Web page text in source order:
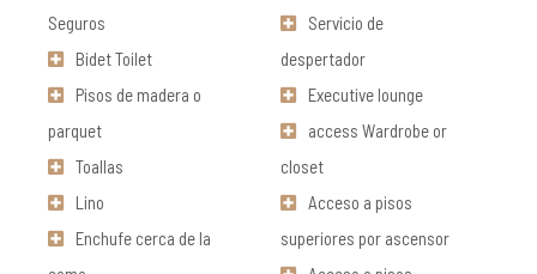
Seguros
Bidet Toilet
Pisos de madera o
parquet
Toallas
Lino
Enchufe cerca de la
Servicio de
despertador
Executive lounge
access Wardrobe or
closet
Acceso a pisos
superiores por ascensor